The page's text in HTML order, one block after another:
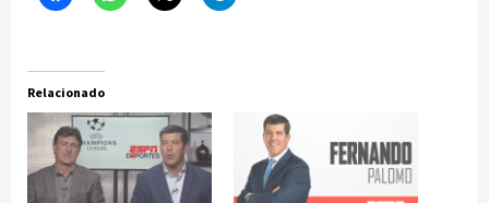
Relacionado